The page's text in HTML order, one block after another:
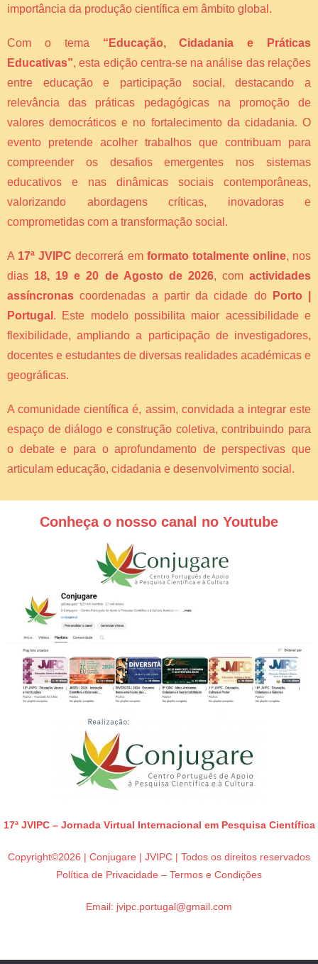
importância da produção científica em âmbito global.
Com o tema “Educação, Cidadania e Práticas
Educativas”, esta edição centra-se na análise das relações
entre educação e participação social, destacando a
relevância das práticas pedagógicas na promoção de
valores democráticos e no fortalecimento da cidadania. O
evento pretende acolher trabalhos que contribuam para
compreender os desafios emergentes nos sistemas
educativos e nas dinâmicas sociais contemporâneas,
valorizando abordagens críticas, inovadoras e
comprometidas com a transformação social.
A 17ª JVIPC decorrerá em formato totalmente online, nos
dias 18, 19 e 20 de Agosto de 2026, comactividades
assíncronas coordenadas a partir da cidade do
Porto |
Portugal . Este modelo possibilita maior acessibilidade e
flexibilidade, ampliando a participação de investigadores,
docentes e estudantes de diversas realidades académicas e
geográficas.
A comunidade científica é, assim, convidada a integrar este
espaço de diálogo e construção coletiva, contribuindo para
o debate e para o aprofundamento de perspectivas que
articulam educação, cidadania e desenvolvimento social.
Conheça o nosso canal no Youtube
17ª JVIPC – Jornada Virtual Internacional em Pesquisa Científica
Copyright©2026 | Conjugare | JVIPC | Todos os direitos reservados
Política de Privacidade – Termos e Condições
Email: jvipc.portugal@gmail.com